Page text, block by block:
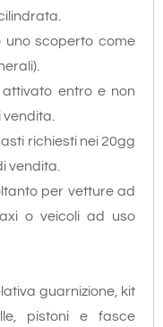
scoperto come
entro e non
richiesti nei 20gg
vendita.
per vetture ad
o veicoli ad uso
guarnizione, kit
pistoni e fasce